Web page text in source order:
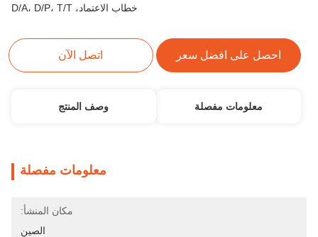
خطاب الاعتماد، D/A، D/P، T/T
احصل على افضل سعر اتصل الآن
معلومات مفصلة وصف المنتج
معلومات مفصلة
مكان المنشأ:
الصين